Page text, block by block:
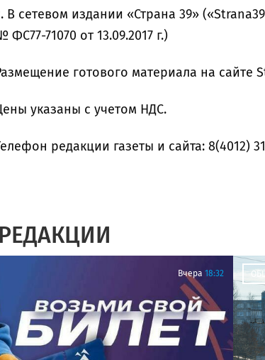
В сетевом издании «Страна 39»
ФС77-71070 от 13.09.2017 г.)
готового материала на сайте
указаны с учетом НДС.
редакции газеты и сайта: 8(4012)
Вчера 18:32